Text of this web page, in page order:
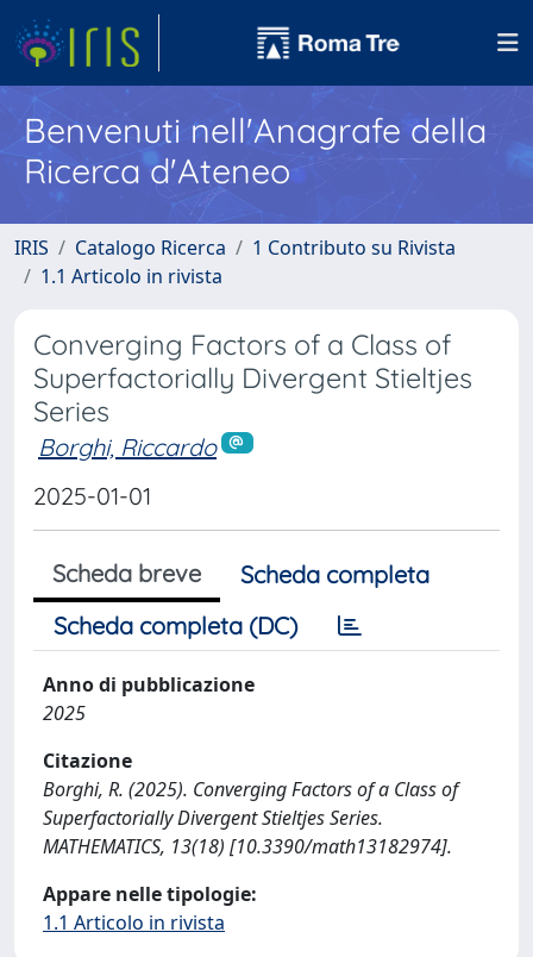
Benvenuti nell'Anagrafe della
Ricerca d'Ateneo
IRIS Catalogo Ricerca
1 Contributo su Rivista
1.1 Articolo in rivista
Converging Factors of a Class of
Superfactorially Divergent Stieltjes
Series
Borghi, Riccardo
2025-01-01
Scheda breve
Scheda completa
Scheda completa (DC)
Anno di pubblicazione
2025
Citazione
Borghi, R. (2025). Converging Factors of a Class of
Superfactorially Divergent Stieltjes Series.
MATHEMATICS, 13(18) [10.3390/math13182974].
Appare nelle tipologie:
1.1 Articolo in rivista